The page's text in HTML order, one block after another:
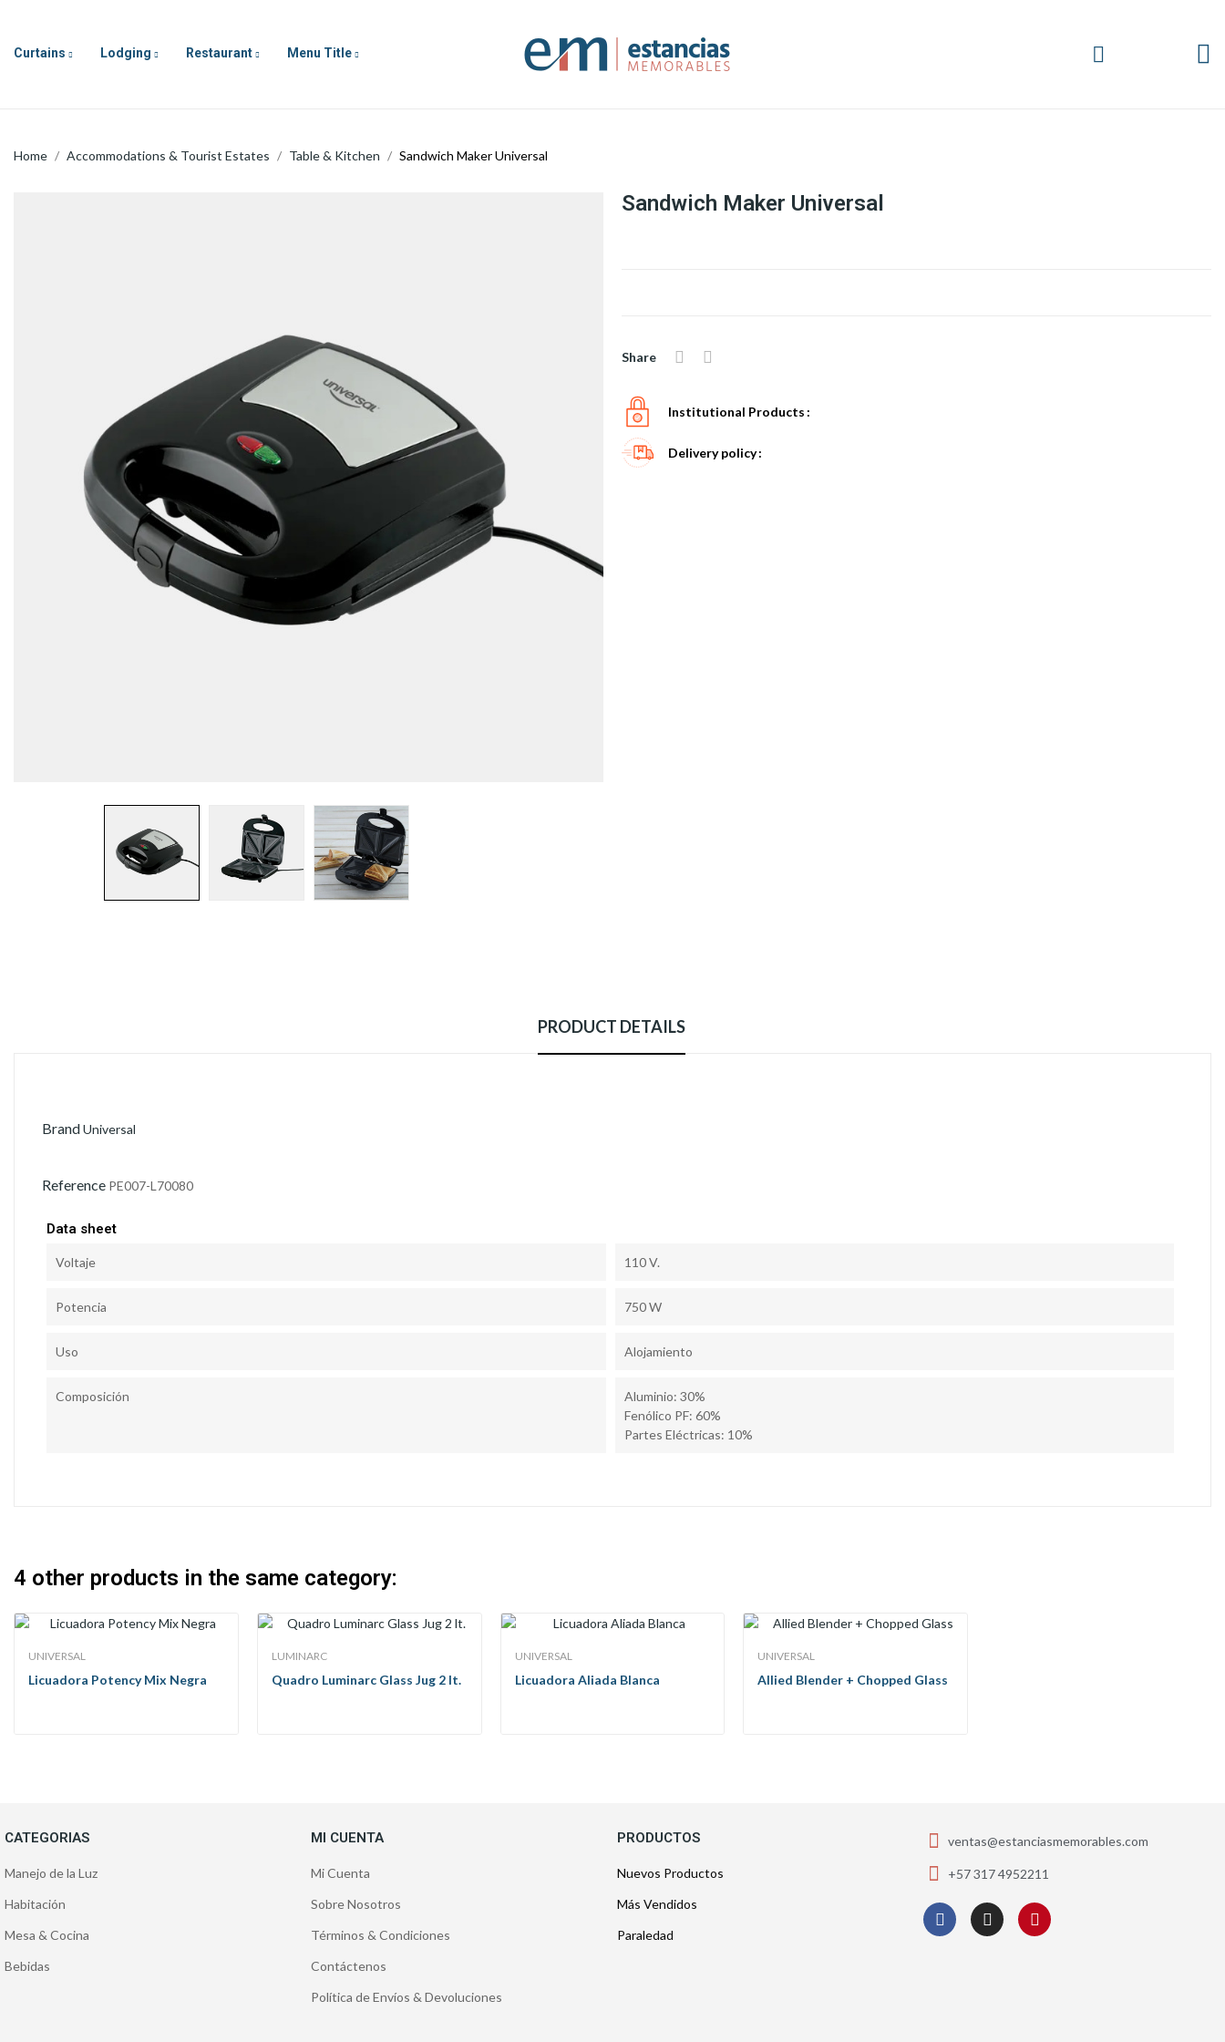
Curtains Lodging Restaurant Menu Title
Home Accommodations & Tourist Estates Table & Kitchen Sandwich Maker Universal
Sandwich Maker Universal
Share
Institutional Products
Delivery policy
PRODUCT DETAILS
BrandUniversal
Reference PE007-L70080
Data sheet
Voltaje 110 V.
Potencia 750 W
Uso Alojamiento
Composición
Aluminio: 30%
Fenólico PF: 60%
Partes Eléctricas: 10%
4 other products in the same category:
UNIVERSAL
Licuadora Potency Mix Negra
LUMINARC
Quadro Luminarc Glass Jug 2 lt.
UNIVERSAL
Licuadora Aliada Blanca
UNIVERSAL
Allied Blender + Chopped Glass
CATEGORIAS
Manejo de la Luz
Habitación
Mesa & Cocina
Bebidas
MI CUENTA
Mi Cuenta
Sobre Nosotros
Términos & Condiciones
Contáctenos
Política de Envíos & Devoluciones
PRODUCTOS
Nuevos Productos
Más Vendidos
Paraledad
ventas@estanciasmemorables.com
+57 317 4952211